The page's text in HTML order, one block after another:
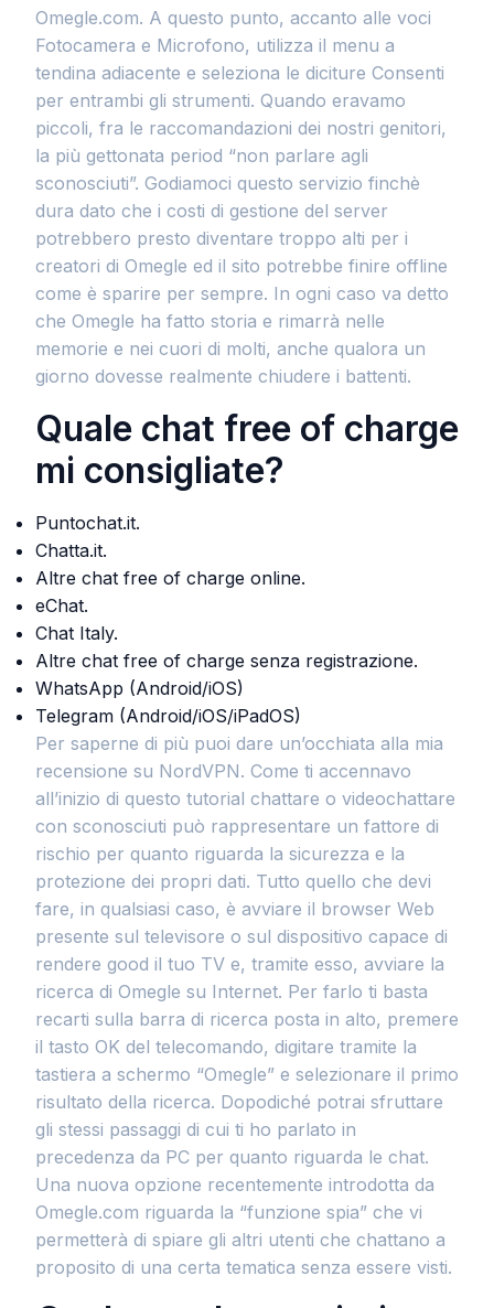
Omegle.com. A questo punto, accanto alle voci
Fotocamera e Microfono, utilizza il menu a
tendina adiacente e seleziona le diciture Consenti
per entrambi gli strumenti. Quando eravamo
piccoli, fra le raccomandazioni dei nostri genitori,
la più gettonata period “non parlare agli
sconosciuti”. Godiamoci questo servizio finchè
dura dato che i costi di gestione del server
potrebbero presto diventare troppo alti per i
creatori di Omegle ed il sito potrebbe finire offline
come è sparire per sempre. In ogni caso va detto
che Omegle ha fatto storia e rimarrà nelle
memorie e nei cuori di molti, anche qualora un
giorno dovesse realmente chiudere i battenti.
Quale chat free of charge
mi consigliate?
Puntochat.it.
Chatta.it.
Altre chat free of charge online.
eChat.
Chat Italy.
Altre chat free of charge senza registrazione.
WhatsApp (Android/iOS)
Telegram (Android/iOS/iPadOS)
Per saperne di più puoi dare un’occhiata alla mia
recensione su NordVPN. Come ti accennavo
all’inizio di questo tutorial chattare o videochattare
con sconosciuti può rappresentare un fattore di
rischio per quanto riguarda la sicurezza e la
protezione dei propri dati. Tutto quello che devi
fare, in qualsiasi caso, è avviare il browser Web
presente sul televisore o sul dispositivo capace di
rendere good il tuo TV e, tramite esso, avviare la
ricerca di Omegle su Internet. Per farlo ti basta
recarti sulla barra di ricerca posta in alto, premere
il tasto OK del telecomando, digitare tramite la
tastiera a schermo “Omegle” e selezionare il primo
risultato della ricerca. Dopodiché potrai sfruttare
gli stessi passaggi di cui ti ho parlato in
precedenza da PC per quanto riguarda le chat.
Una nuova opzione recentemente introdotta da
Omegle.com riguarda la “funzione spia” che vi
permetterà di spiare gli altri utenti che chattano a
proposito di una certa tematica senza essere visti.